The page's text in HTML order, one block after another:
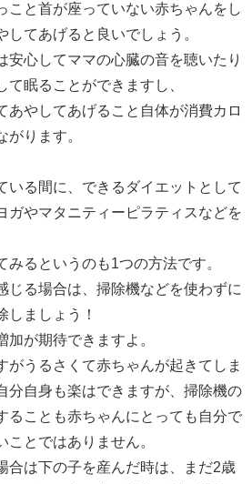
こと首が座っていない赤ちゃんをし
してあげると良いでしょう。
安心してママの心臓の音を聴いたり
眠ることができますし、
あやしてあげること自体が消費カロ
がります。
いる間に、できるダイエットとして
ガやマタニティーピラティスなどを
みるというのも1つの方法です。
じる場合は、掃除機などを使わずに
しましょう！
が期待できますよ。
がうるさくて赤ちゃんが起きてしま
分自身も楽はできますが、掃除機の
ることも赤ちゃんにとっても自分で
とではありません。
合は下の子を産んだ時は、まだ2歳